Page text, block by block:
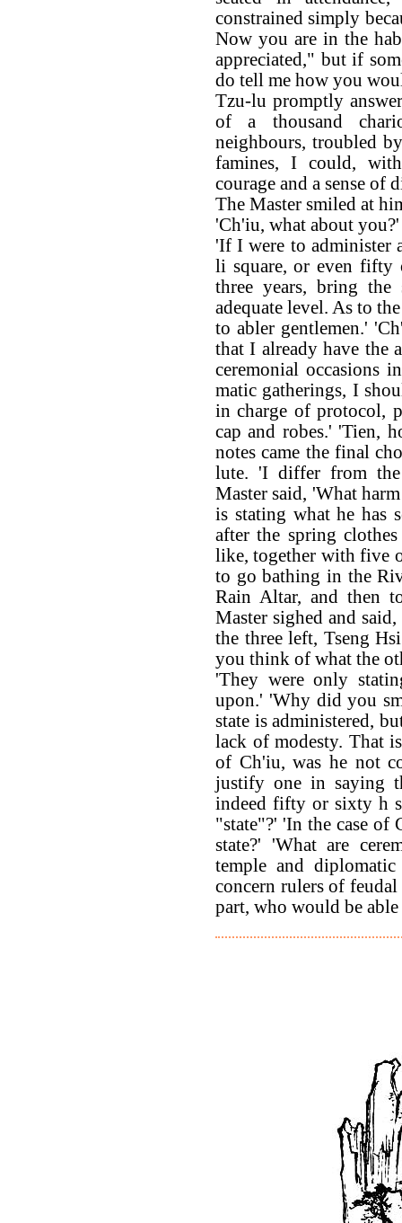
constrained simply
Now you are in the
appreciated," but if
do tell me how you
Tzu-lu promptly
of a thousand
neighbours, troubled
famines, I could,
courage and a sense of
The Master smiled at
'Ch'iu, what about you?'
'If I were to administer
li square, or even
three years, bring
adequate level. As to
to abler gentlemen.'
that I already have the
ceremonial occasions
matic gatherings, I
in charge of protocol,
cap and robes.' 'Tien,
notes came the final
lute. 'I differ from
Master said, 'What
is stating what he has
after the spring
like, together with five
to go bathing in the
Rain Altar, and then
Master sighed and
the three left, Tseng
you think of what the
'They were only
upon.' 'Why did you
state is administered,
lack of modesty. That
of Ch'iu, was he not
justify one in saying
indeed fifty or sixty h
"state"?' 'In the case of
state?' 'What are
temple and
concern rulers of
part, who would be